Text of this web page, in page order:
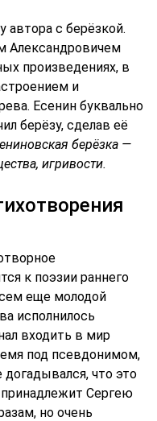
с берёзкой.
Александровичем
произведениях, в
и
Есенин буквально
берёзу, сделав её
берёзка —
игривости.
к поэзии раннего
еще молодой
исполнилось
входить в мир
под псевдонимом,
что это
Сергею
но очень